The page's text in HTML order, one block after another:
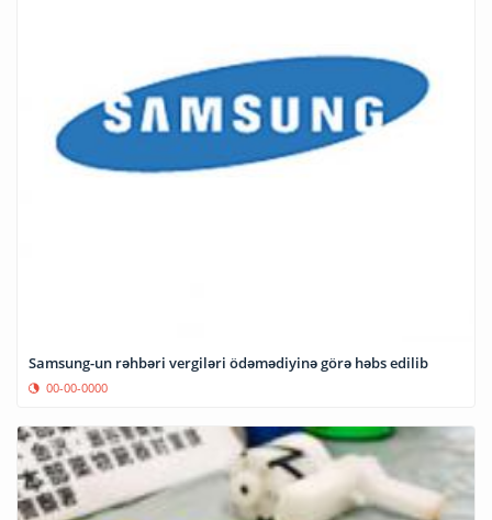
Samsung-un rəhbəri vergiləri ödəmədiyinə görə həbs edilib
00-00-0000